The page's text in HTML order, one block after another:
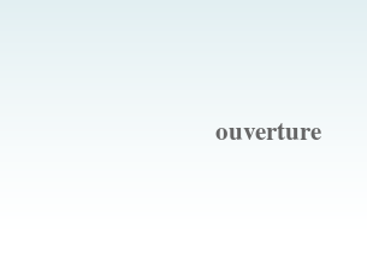
ouverture